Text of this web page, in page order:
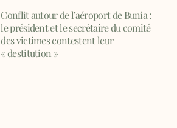
Conflit autour de l’aéroport de Bunia :
le président et le secrétaire du comité
des victimes contestent leur
« destitution »